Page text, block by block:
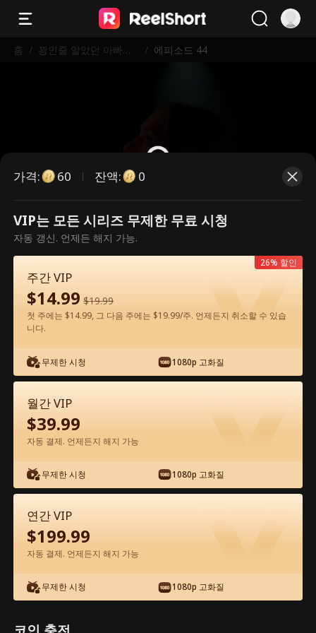
홈 / 꽝인줄 알았던 아빠가
/ 에피소드 44
유료 에피소드입니다. 시청하시려면
잠금을 해제해 주세요.
에피소드 44 - 꽝인줄 알았던 아빠가 알고
보니 세계 최강 거물?! 전체 영화
0-49 50-72 모든 에피소드
44
가격: 60 잔액: 0
VIP는 모든 시리즈 무제한 무료 시청
자동 갱신. 언제든 해지 가능.
주간 VIP
$14.99 $19.99
첫 주에는 $14.99, 그 다음 주에는 $19.99/주. 언제든지 취소할 수 있습
니다.
무제한 시청 1080p 고화질
26% 할인
월간 VIP
$39.99
자동 결제. 언제든지 해지 가능
무제한 시청 1080p 고화질
연간 VIP
$199.99
자동 결제. 언제든지 해지 가능
무제한 시청 1080p 고화질